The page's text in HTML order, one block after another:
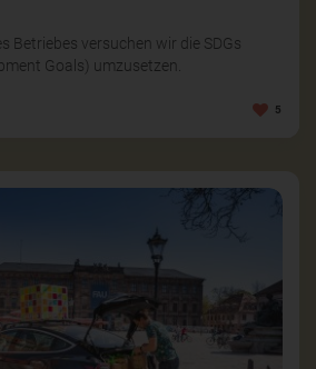
Betriebes versuchen wir die SDGs
Goals) umzusetzen.
5